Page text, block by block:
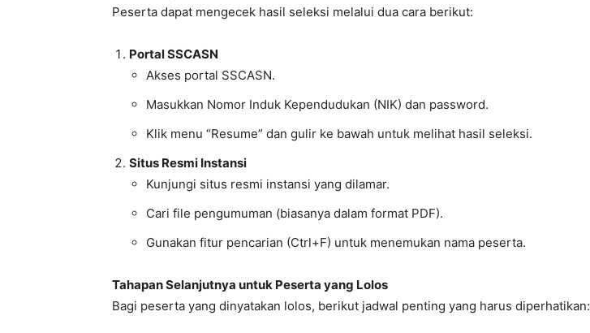
Peserta dapat mengecek hasil seleksi melalui dua cara berikut:
Portal SSCASN
Akses portal SSCASN.
Masukkan Nomor Induk Kependudukan (NIK) dan password.
Klik menu “Resume” dan gulir ke bawah untuk melihat hasil seleksi.
Situs Resmi Instansi
Kunjungi situs resmi instansi yang dilamar.
Cari file pengumuman (biasanya dalam format PDF).
Gunakan fitur pencarian (Ctrl+F) untuk menemukan nama peserta.
Tahapan Selanjutnya untuk Peserta yang Lolos
Bagi peserta yang dinyatakan lolos, berikut jadwal penting yang harus diperhatikan: